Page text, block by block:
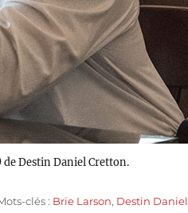
de Destin Daniel Cretton.
clés : Brie Larson, Destin Daniel